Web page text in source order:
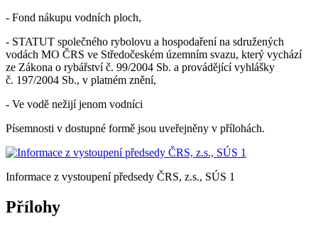
- Fond nákupu vodních ploch,
- STATUT společného rybolovu a hospodaření na sdružených
vodách MO ČRS ve Středočeském územním svazu, který vychází
ze Zákona o rybářství č. 99/2004 Sb. a provádějící vyhlášky
č. 197/2004 Sb., v platném znění,
- Ve vodě nežijí jenom vodníci
Písemnosti v dostupné formě jsou uveřejněny v přílohách.
Informace z vystoupení předsedy ČRS, z.s., SÚS 1
Přílohy